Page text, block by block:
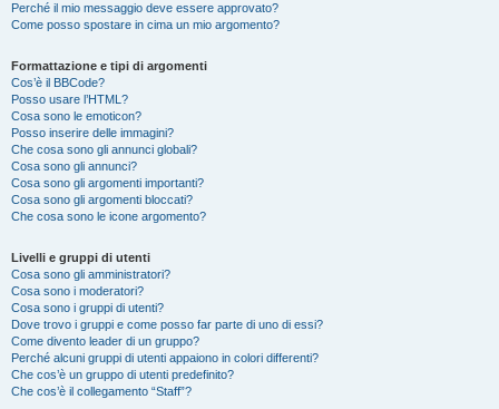
Perché il mio messaggio deve essere approvato?
Come posso spostare in cima un mio argomento?
Formattazione e tipi di argomenti
Cos’è il BBCode?
Posso usare l’HTML?
Cosa sono le emoticon?
Posso inserire delle immagini?
Che cosa sono gli annunci globali?
Cosa sono gli annunci?
Cosa sono gli argomenti importanti?
Cosa sono gli argomenti bloccati?
Che cosa sono le icone argomento?
Livelli e gruppi di utenti
Cosa sono gli amministratori?
Cosa sono i moderatori?
Cosa sono i gruppi di utenti?
Dove trovo i gruppi e come posso far parte di uno di essi?
Come divento leader di un gruppo?
Perché alcuni gruppi di utenti appaiono in colori differenti?
Che cos’è un gruppo di utenti predefinito?
Che cos’è il collegamento “Staff”?